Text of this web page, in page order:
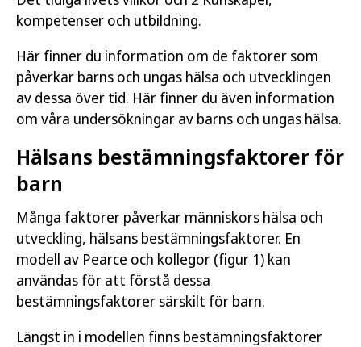
kompetenser och utbildning.
Här finner du information om de faktorer som
påverkar barns och ungas hälsa och utvecklingen
av dessa över tid. Här finner du även information
om våra undersökningar av barns och ungas hälsa.
Hälsans bestämningsfaktorer för
barn
Många faktorer påverkar människors hälsa och
utveckling, hälsans bestämningsfaktorer. En
modell av Pearce och kollegor (figur 1) kan
användas för att förstå dessa
bestämningsfaktorer särskilt för barn.
Längst in i modellen finns bestämningsfaktorer